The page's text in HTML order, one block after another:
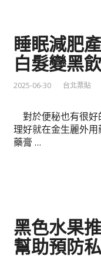
睡眠減肥
白髮變黑
2025-06-30 台北票貼
對於便秘也有很好
理好就在金生麗外
藥膏 …
黑色水果
幫助預防